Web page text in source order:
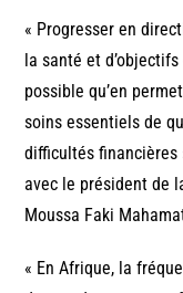
« Progresser en
la santé et
possible qu’en
soins essentiels de
difficultés financières
avec le président de
Moussa Faki
« En Afrique, la